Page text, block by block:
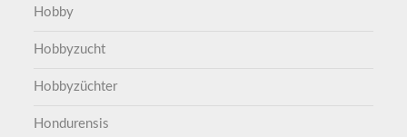
Hobby
Hobbyzucht
Hobbyzüchter
Hondurensis